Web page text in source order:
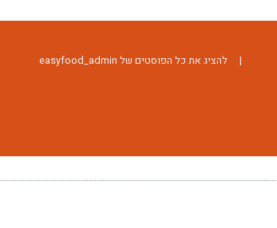
| להציג את כל הפוסטים של easyfood_admin